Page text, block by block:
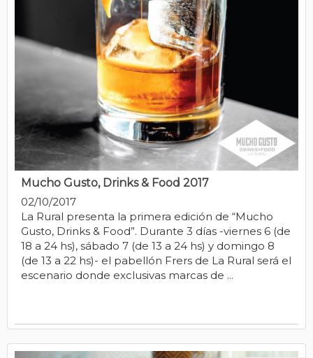
Mucho Gusto, Drinks & Food 2017
02/10/2017
La Rural presenta la primera edición de “Mucho
Gusto, Drinks & Food”. Durante 3 días -viernes 6 (de
18 a 24 hs), sábado 7 (de 13 a 24 hs) y domingo 8
(de 13 a 22 hs)- el pabellón Frers de La Rural será el
escenario donde exclusivas marcas de ...
ETIQUETAS